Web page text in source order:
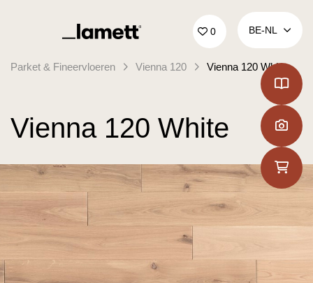
Terug naar home 0 BE‑NL
Parket & Fineervloeren Vienna 120 Vienna 120 White
Vienna 120 White